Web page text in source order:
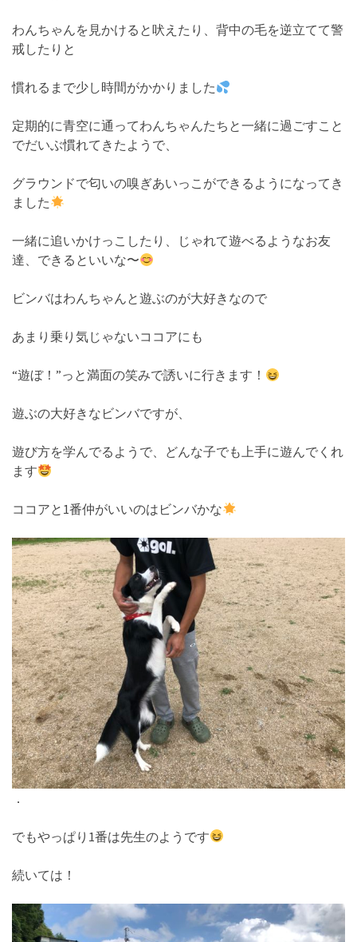
わんちゃんを見かけると吠えたり、背中の毛を逆立てて警
戒したりと
慣れるまで少し時間がかかりました
定期的に青空に通ってわんちゃんたちと一緒に過ごすこと
でだいぶ慣れてきたようで、
グラウンドで匂いの嗅ぎあいっこができるようになってき
ました
一緒に追いかけっこしたり、じゃれて遊べるようなお友
達、できるといいな〜
ビンバはわんちゃんと遊ぶのが大好きなので
あまり乗り気じゃないココアにも
“遊ぼ！”っと満面の笑みで誘いに行きます！
遊ぶの大好きなビンバですが、
遊び方を学んでるようで、どんな子でも上手に遊んでくれ
ます
ココアと1番仲がいいのはビンバかな
．
でもやっぱり1番は先生のようです
続いては！